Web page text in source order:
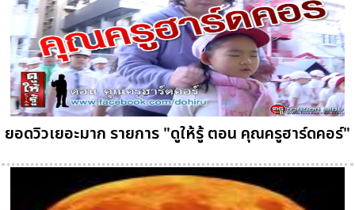
ยอดวิวเยอะมาก รายการ "ดูให้รู้ ตอน คุณครูฮาร์ดคอร์"